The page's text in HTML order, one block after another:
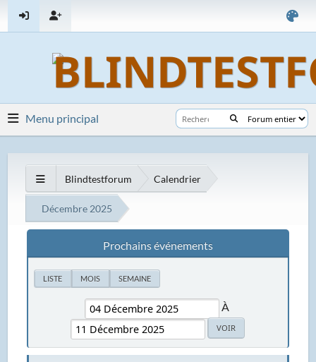
Menu principal
Blindtestforum Calendrier
Décembre 2025
Prochains événements
LISTE MOIS SEMAINE
À